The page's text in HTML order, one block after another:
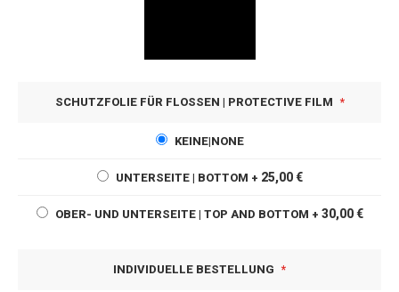
SCHUTZFOLIE FÜR FLOSSEN | PROTECTIVE FILM
KEINE|NONE
UNTERSEITE | BOTTOM + 25,00 €
OBER- UND UNTERSEITE | TOP AND BOTTOM + 30,00 €
INDIVIDUELLE BESTELLUNG